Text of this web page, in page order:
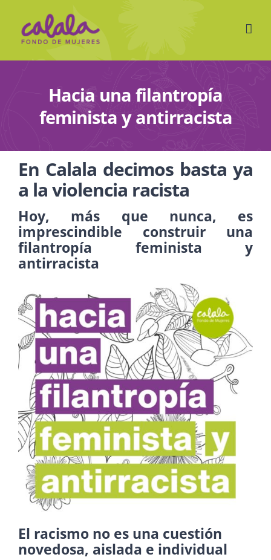
content
Hacia una filantropía
feminista y antirracista
En Calala decimos basta ya
a la violencia racista
Hoy, más que nunca, es
imprescindible construir una
filantropía feminista y
antirracista
El racismo no es una cuestión
novedosa, aislada e individual